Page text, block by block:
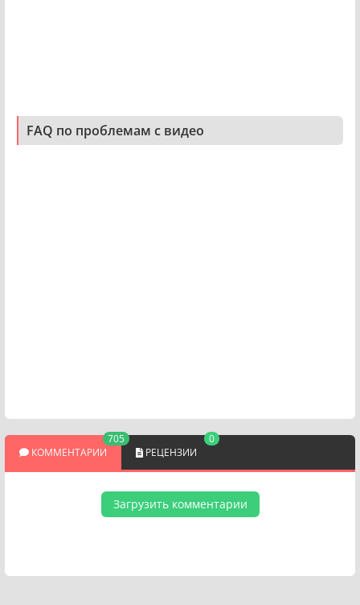
FAQ по проблемам с видео
КОММЕНТАРИИ
705
РЕЦЕНЗИИ
0
Загрузить комментарии